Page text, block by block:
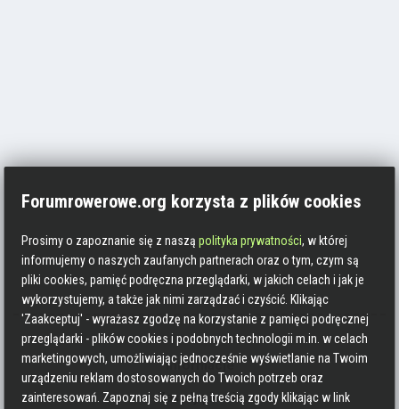
Informacje
Zasady pisania
Forumrowerowe.org korzysta z plików cookies
Prosimy o zapoznanie się z nasząpolityka prywatności, w której
informujemy o naszych zaufanych partnerach oraz o tym, czym są
pliki cookies, pamięć podręczna przeglądarki, w jakich celach i jak je
wykorzystujemy, a także jak nimi zarządzać i czyścić. Klikając
'Zaakceptuj' - wyrażasz zgodzę na korzystanie z pamięci podręcznej
przeglądarki - plików cookies i podobnych technologii m.in. w celach
marketingowych, umożliwiając jednocześnie wyświetlanie na Twoim
urządzeniu reklam dostosowanych do Twoich potrzeb oraz
zainteresowań. Zapoznaj się z pełną treścią zgody klikając w link